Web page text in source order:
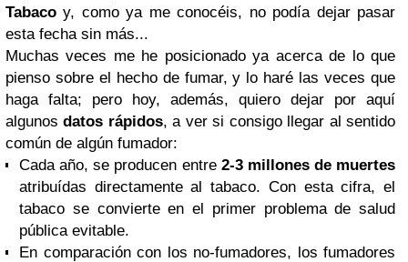
Tabaco y, como ya me conocéis, no podía dejar pasar
esta fecha sin más...
Muchas veces me he posicionado ya acerca de lo que
pienso sobre el hecho de fumar, y lo haré las veces que
haga falta; pero hoy, además, quiero dejar por aquí
algunosdatos rápidos, a ver si consigo llegar al sentido
común de algún fumador:
Cada año, se producen entre 2-3 millones de muertes
atribuídas directamente al tabaco. Con esta cifra, el
tabaco se convierte en el primer problema de salud
pública evitable.
En comparación con los no-fumadores, los fumadores